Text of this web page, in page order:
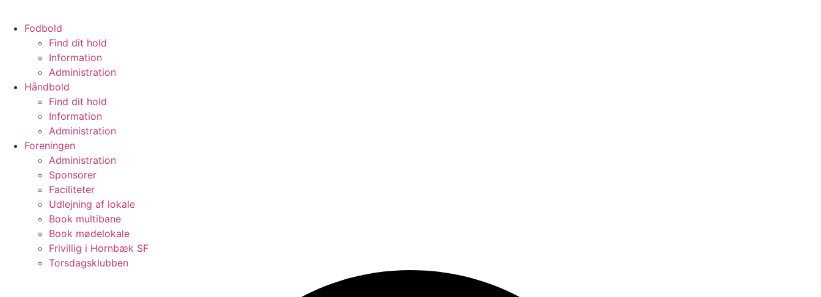
Fodbold
Find dit hold
Information
Administration
Håndbold
Find dit hold
Information
Administration
Foreningen
Administration
Sponsorer
Faciliteter
Udlejning af lokale
Book multibane
Book mødelokale
Frivillig i Hornbæk SF
Torsdagsklubben